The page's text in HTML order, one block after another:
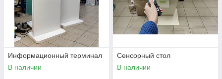
Информационный терминал
В наличии
Сенсорный стол
В наличии